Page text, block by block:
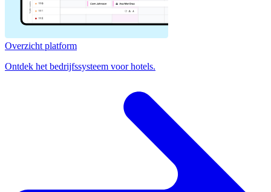
Overzicht platform
Ontdek het bedrijfssysteem voor hotels.